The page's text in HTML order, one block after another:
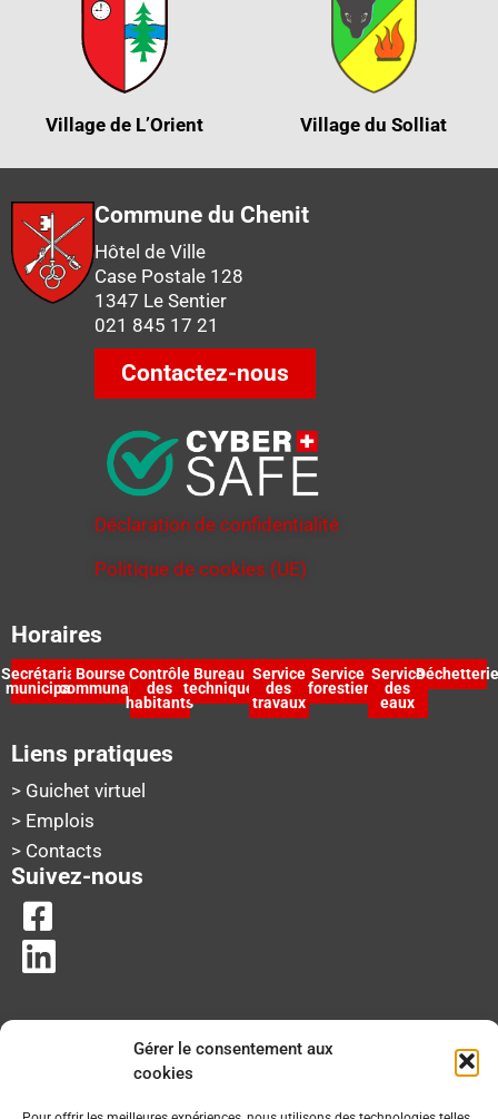
Gérer le consentement aux
cookies
Village de L’Orient Village du Solliat
Commune du Chenit
Hôtel de Ville
Case Postale 128
1347 Le Sentier
021 845 17 21
Contactez-nous
Déclaration de confidentialité
Politique de cookies (UE)
Horaires
Secrétariat
municipal
Bourse
communale
Contrôle
des
habitants
Bureau
technique
Service
des
travaux
Service
forestier
Service
des
eaux
Déchetterie
Liens pratiques
> Guichet virtuel
> Emplois
> Contacts
Suivez-nous